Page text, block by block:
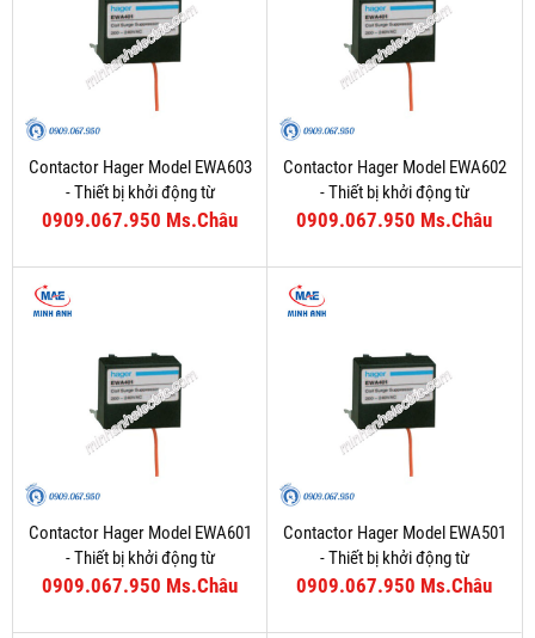
Contactor Hager Model EWA603
- Thiết bị khởi động từ
0909.067.950 Ms.Châu
Contactor Hager Model EWA602
- Thiết bị khởi động từ
0909.067.950 Ms.Châu
Contactor Hager Model EWA601
- Thiết bị khởi động từ
0909.067.950 Ms.Châu
Contactor Hager Model EWA501
- Thiết bị khởi động từ
0909.067.950 Ms.Châu